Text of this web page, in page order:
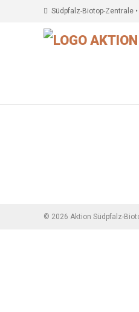
Südpfalz-Biotop-Zentrale
© 2026 Aktion Südpfalz-